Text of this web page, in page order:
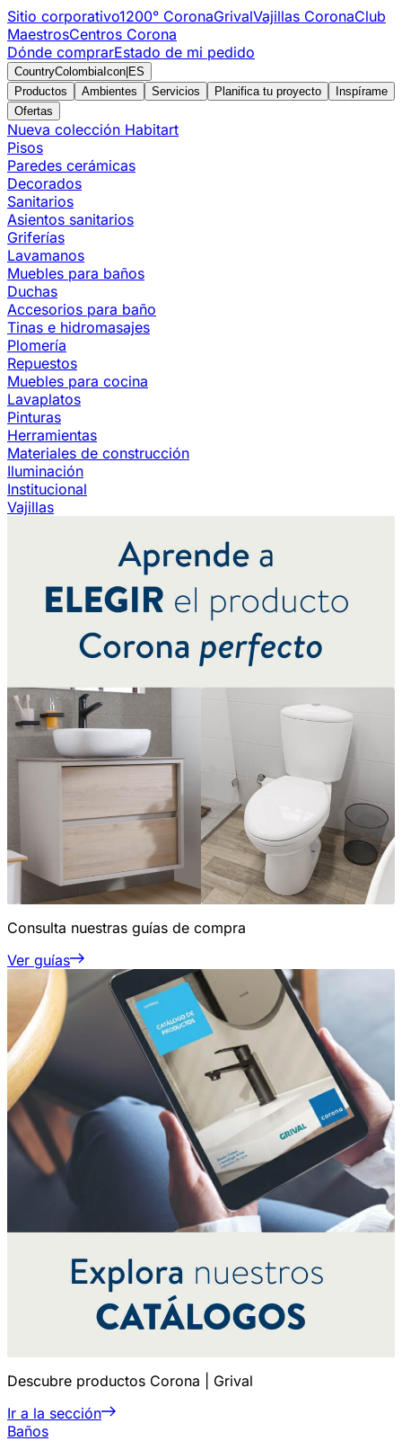
Sitio corporativo1200° CoronaGrivalVajillas CoronaClub
MaestrosCentros Corona
Dónde comprarEstado de mi pedido
CountryColombiaIcon ES
Productos
Ambientes Servicios Planifica tu proyecto
Inspírame
Ofertas
Nueva colección Habitart
Pisos
Paredes cerámicas
Decorados
Sanitarios
Asientos sanitarios
Griferías
Lavamanos
Muebles para baños
Duchas
Accesorios para baño
Tinas e hidromasajes
Plomería
Repuestos
Muebles para cocina
Lavaplatos
Pinturas
Herramientas
Materiales de construcción
Iluminación
Institucional
Vajillas
Consulta nuestras guías de compra
Ver guías
Descubre productos Corona | Grival
Ir a la sección
Baños